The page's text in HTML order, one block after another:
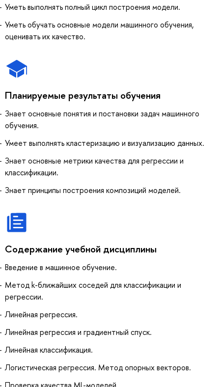
Уметь выполнять полный цикл построения модели.
Уметь обучать основные модели машинного обучения,
оценивать их качество.
Планируемые результаты обучения
Знает основные понятия и постановки задач машинного
обучения.
Умеет выполнять кластеризацию и визуализацию данных.
Знает основные метрики качества для регрессии и
классификации.
Знает принципы построения композиций моделей.
Содержание учебной дисциплины
Введение в машинное обучение.
Метод k-ближайших соседей для классификации и
регрессии.
Линейная регрессия.
Линейная регрессия и градиентный спуск.
Линейная классификация.
Логистическая регрессия. Метод опорных векторов.